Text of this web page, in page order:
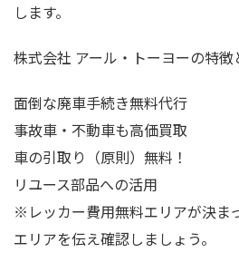
します。
株式会社 アール・トーヨーの特徴
面倒な廃車手続き無料代行
事故車・不動車も高価買取
車の引取り（原則）無料！
リユース部品への活用
※レッカー費用無料エリアが決ま
エリアを伝え確認しましょう。